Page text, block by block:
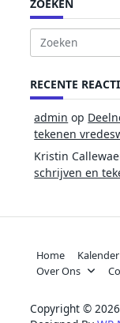
ZOEKEN
Zoek
RECENTE
admin op
tekenen
Kristin
schrijven en
Home Kalender
Over Ons
Copyright ©